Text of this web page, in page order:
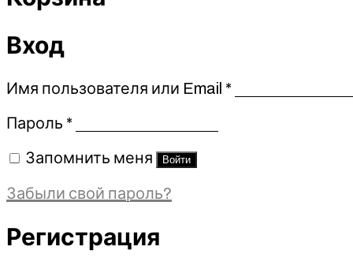
Вход
Имя пользователя или Email *Обязательно
Пароль *Обязательно
Запомнить меня Войти
Забыли свой пароль?
Регистрация